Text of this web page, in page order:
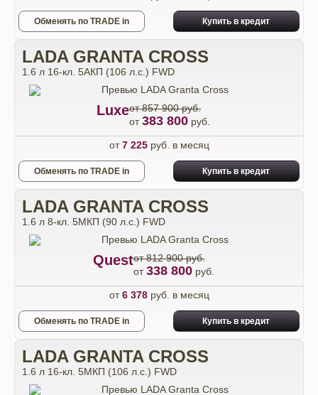
Обменять по TRADE in Купить в кредит
LADA GRANTA CROSS
1.6 л 16-кл. 5АКП (106 л.с.) FWD
Luxeот 857 900 руб.
от383 800 руб.
от7 225руб. в месяц
Обменять по TRADE in Купить в кредит
LADA GRANTA CROSS
1.6 л 8-кл. 5МКП (90 л.с.) FWD
Questот 812 900 руб.
от338 800руб.
от6 378руб. в месяц
Обменять по TRADE in Купить в кредит
LADA GRANTA CROSS
1.6 л 16-кл. 5МКП (106 л.с.) FWD